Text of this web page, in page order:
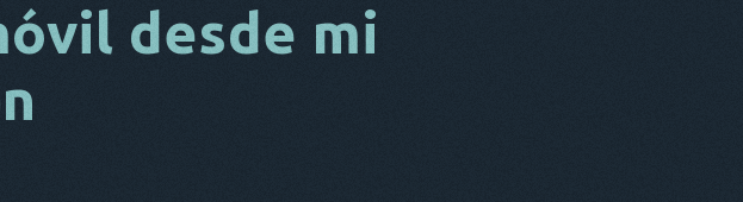
desde mi